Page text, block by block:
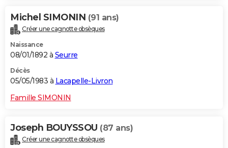
Michel SIMONIN (91 ans)
Créer une cagnotte obsèques
Naissance
08/01/1892 à Seurre
Décès
05/05/1983 à Lacapelle-Livron
Famille SIMONIN
Joseph BOUYSSOU (87 ans)
Créer une cagnotte obsèques